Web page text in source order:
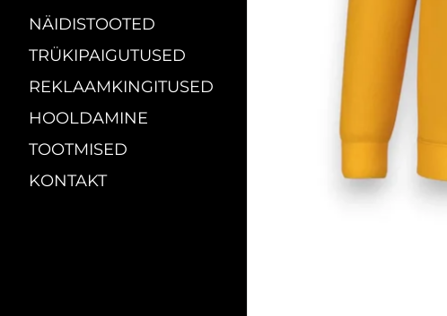
NÄIDISTOOTED
TRÜKIPAIGUTUSED
REKLAAMKINGITUSED
HOOLDAMINE
TOOTMISED
KONTAKT